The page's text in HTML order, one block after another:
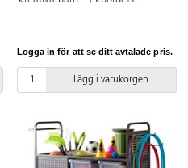
skogsmotiv kan barnen skapa en
värld av material från sin egen
omvärld, t.ex. grus, pinnar, gräs
Du kan också fylla hela lekbordet
med sand eller vatten. I setet
ingår lekbord, lekmatta skog och
Logga in för att se ditt avtalade pris.
Lägg i varukorgen